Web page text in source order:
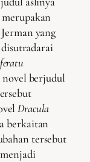
merupakan
yang
novel berjudul
Dracula
berkaitan
tersebut